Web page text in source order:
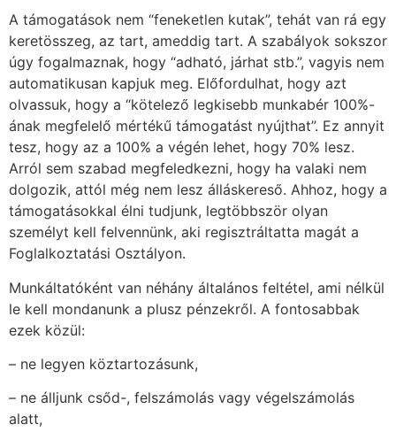
A támogatások nem “feneketlen kutak”, tehát van rá egy
keretösszeg, az tart, ameddig tart. A szabályok sokszor
úgy fogalmaznak, hogy “adható, járhat stb.”, vagyis nem
automatikusan kapjuk meg. Előfordulhat, hogy azt
olvassuk, hogy a “kötelező legkisebb munkabér 100%-
ának megfelelő mértékű támogatást nyújthat”. Ez annyit
tesz, hogy az a 100% a végén lehet, hogy 70% lesz.
Arról sem szabad megfeledkezni, hogy ha valaki nem
dolgozik, attól még nem lesz álláskereső. Ahhoz, hogy a
támogatásokkal élni tudjunk, legtöbbször olyan
személyt kell felvennünk, aki regisztráltatta magát a
Foglalkoztatási Osztályon.
Munkáltatóként van néhány általános feltétel, ami nélkül
le kell mondanunk a plusz pénzekről. A fontosabbak
ezek közül:
– ne legyen köztartozásunk,
– ne álljunk csőd-, felszámolás vagy végelszámolás
alatt,